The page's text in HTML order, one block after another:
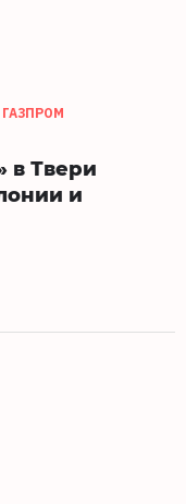
ГАЗПРОМ
в Твери
и